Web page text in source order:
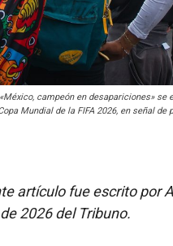
campeón en desapariciones» se
Mundial de la FIFA 2026, en señal
artículo fue escrito por
2026 del Tribuno.